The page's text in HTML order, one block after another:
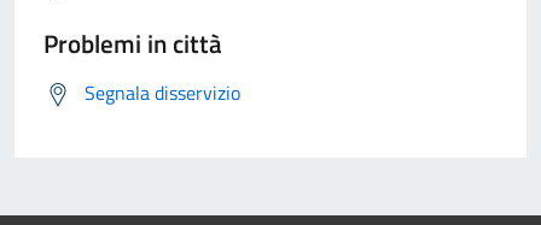
Problemi in città
Segnala disservizio